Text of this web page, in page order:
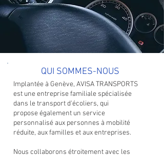
QUI SOMMES-NOUS
Implantée à Genève, AVISA TRANSPORTS
est une entreprise familiale spécialisée
dans le transport d'écoliers, qui
proposeégalement un service
personnalisé aux personnes à mobilité
réduite, aux familles et aux entreprises.
Nous collaborons étroitement avec les